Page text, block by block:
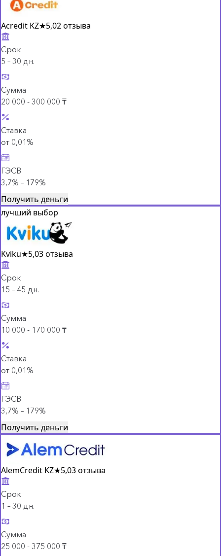
Acredit KZ★5,02 отзыва
Срок
5 – 30 дн.
Сумма
20 000 - 300 000 ₸
Ставка
от 0,01%
ГЭСВ
3,7% – 179%
Получить деньги
лучший выбор
Kviku★5,03 отзыва
Срок
15 – 45 дн.
Сумма
10 000 - 170 000 ₸
Ставка
от 0,01%
ГЭСВ
3,7% – 179%
Получить деньги
AlemCredit KZ★5,03 отзыва
Срок
1 – 30 дн.
Сумма
25 000 - 375 000 ₸